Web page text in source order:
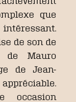
que
de son de
de Mauro
de Jean-
occasion